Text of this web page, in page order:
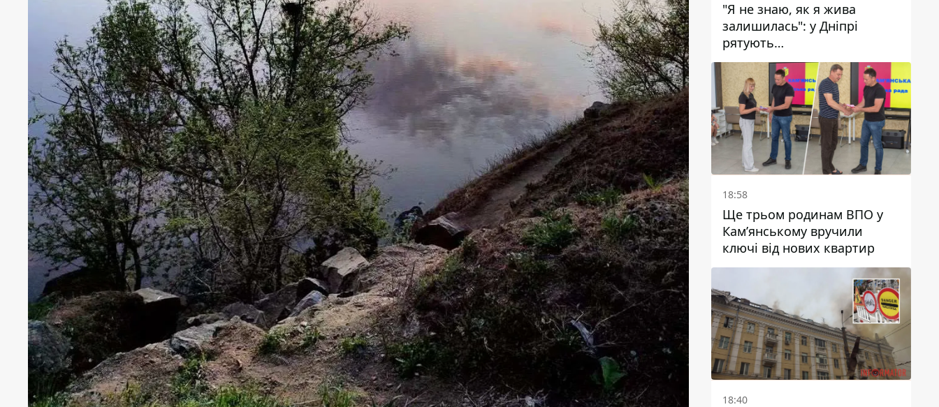
"Я не знаю, як я жива
залишилась": у Дніпрі
рятують
військовослужбовицю та
мати чотирьох дітей, яку
поранив КАБ
18:58
Ще трьом родинам ВПО у
Кам’янському вручили
ключі від нових квартир
18:40